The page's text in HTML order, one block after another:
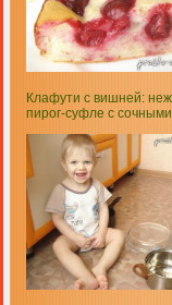
Клафути с вишней:
пирог-суфле с